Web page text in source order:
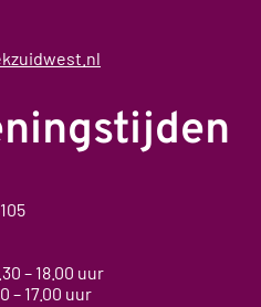
105
– 18.00 uur
uur